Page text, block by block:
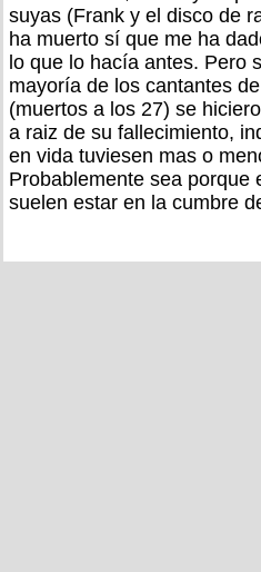
suyas (Frank y el disco de
ha muerto sí que me ha
lo que lo hacía antes. Pero
mayoría de los cantantes
(muertos a los 27) se
a raiz de su fallecimiento,
en vida tuviesen mas o
Probablemente sea porque
suelen estar en la cumbre